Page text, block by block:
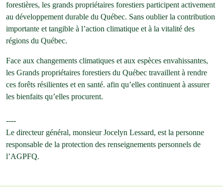
forestières, les grands propriétaires forestiers participent activement
au développement durable du Québec. Sans oublier la contribution
importante et tangible à l’action climatique et à la vitalité des
régions du Québec.
Face aux changements climatiques et aux espèces envahissantes,
les Grands propriétaires forestiers du Québec travaillent à rendre
ces forêts résilientes et en santé. afin qu’elles continuent à assurer
les bienfaits qu’elles procurent.
----
Le directeur général, monsieur Jocelyn Lessard, est la personne
responsable de la protection des renseignements personnels de
l’AGPFQ.